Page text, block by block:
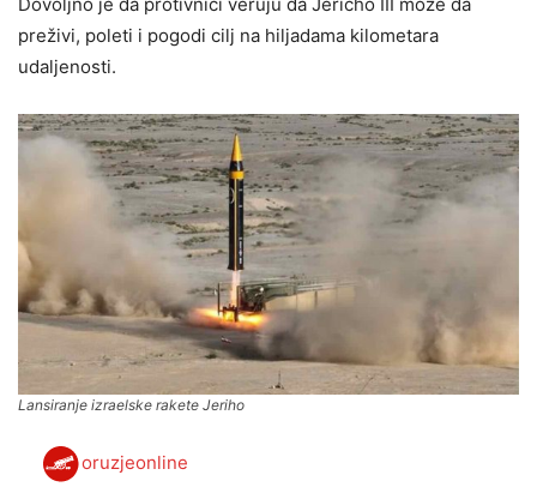
preživi, poleti i pogodi cilj na hiljadama kilometara
udaljenosti.
Lansiranje izraelske rakete Jeriho
oruzjeonline